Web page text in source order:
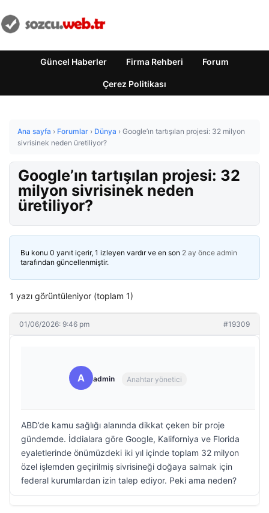
Güncel Haberler Firma Rehberi Forum
Çerez Politikası
Ana sayfa › Forumlar › Dünya › Google’ın tartışılan projesi: 32 milyon
sivrisinek neden üretiliyor?
Google’ın tartışılan projesi: 32
milyon sivrisinek neden
üretiliyor?
Bu konu 0 yanıt içerir, 1 izleyen vardır ve en son 2 ay önce admin
tarafından güncellenmiştir.
1 yazı görüntüleniyor (toplam 1)
01/06/2026: 9:46 pm #19309
A admin Anahtar yönetici
ABD’de kamu sağlığı alanında dikkat çeken bir proje
gündemde. İddialara göre Google, Kaliforniya ve Florida
eyaletlerinde önümüzdeki iki yıl içinde toplam 32 milyon
özel işlemden geçirilmiş sivrisineği doğaya salmak için
federal kurumlardan izin talep ediyor. Peki ama neden?